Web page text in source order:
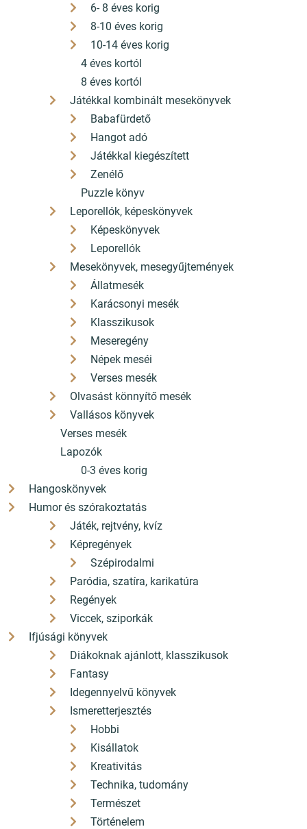
6- 8 éves korig
8-10 éves korig
10-14 éves korig
4 éves kortól
8 éves kortól
Játékkal kombinált mesekönyvek
Babafürdető
Hangot adó
Játékkal kiegészített
Zenélő
Puzzle könyv
Leporellók, képeskönyvek
Képeskönyvek
Leporellók
Mesekönyvek, mesegyűjtemények
Állatmesék
Karácsonyi mesék
Klasszikusok
Meseregény
Népek meséi
Verses mesék
Olvasást könnyítő mesék
Vallásos könyvek
Verses mesék
Lapozók
0-3 éves korig
Hangoskönyvek
Humor és szórakoztatás
Játék, rejtvény, kvíz
Képregények
Szépirodalmi
Paródia, szatíra, karikatúra
Regények
Viccek, sziporkák
Ifjúsági könyvek
Diákoknak ajánlott, klasszikusok
Fantasy
Idegennyelvű könyvek
Ismeretterjesztés
Hobbi
Kisállatok
Kreativitás
Technika, tudomány
Természet
Történelem
Adatkezelési nyilatkozat
Szállítási díjak
A bankkártyás fizetés szolgáltatója a Barion
©2025 konyvbox.hu